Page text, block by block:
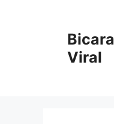
Bicara
Viral